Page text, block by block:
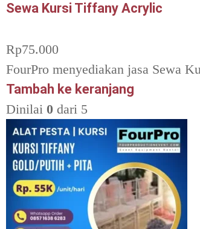
Sewa Kursi Tiffany Acrylic
Rp75.000
FourPro menyediakan jasa Sewa
Tambah ke keranjang
Dinilai 0 dari 5